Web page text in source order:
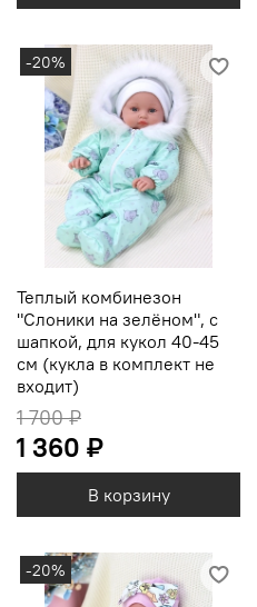
-20%
Теплый комбинезон
"Слоники на зелёном", с
шапкой, для кукол 40-45
см (кукла в комплект не
входит)
1 700 ₽
1 360 ₽
В корзину
-20%